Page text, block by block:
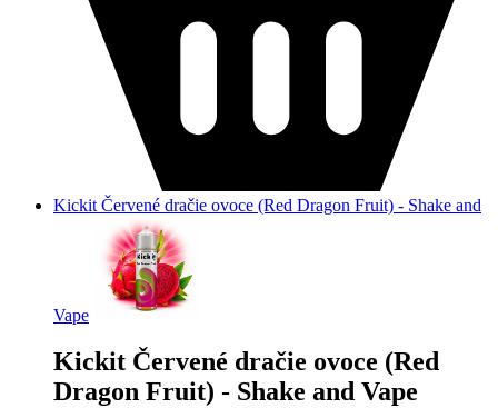
Kickit Červené dračie ovoce (Red Dragon Fruit) - Shake and
Vape
Kickit Červené dračie ovoce (Red
Dragon Fruit) - Shake and Vape